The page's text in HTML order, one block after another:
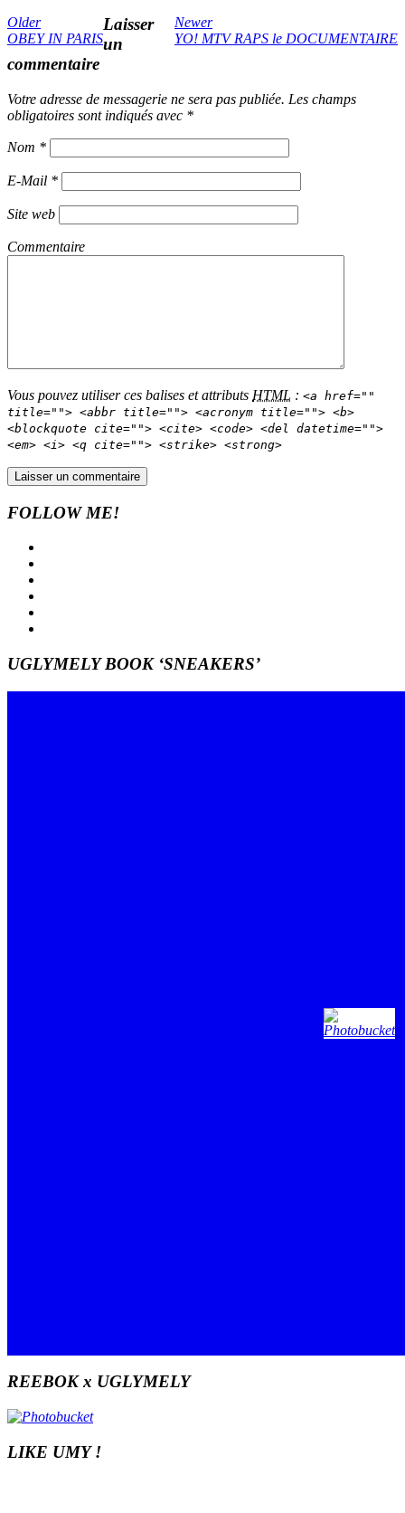
Older
OBEY IN PARIS
Newer
YO! MTV RAPS le DOCUMENTAIRE
Laisser
un
commentaire
Votre adresse de messagerie ne sera pas publiée. Les champs
obligatoires sont indiqués avec *
Nom *
E-Mail *
Site web
Commentaire
Vous pouvez utiliser ces balises et attributs HTML : <a href=""
title=""> <abbr title=""> <acronym title=""> <b>
<blockquote cite=""> <cite> <code> <del datetime="">
<em> <i> <q cite=""> <strike> <strong>
FOLLOW ME!
UGLYMELY BOOK ‘SNEAKERS’
REEBOK x UGLYMELY
LIKE UMY !